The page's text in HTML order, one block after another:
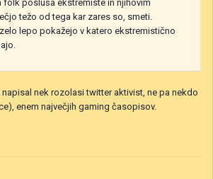
folk posluša ekstremiste in njihovim
težo od tega kar zares so, smeti.
lepo pokažejo v katero ekstremistično
nek rozolasi twitter aktivist, ne pa nekdo
enem največjih gaming časopisov.